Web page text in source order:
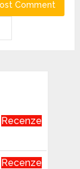
Recenze
Recenze